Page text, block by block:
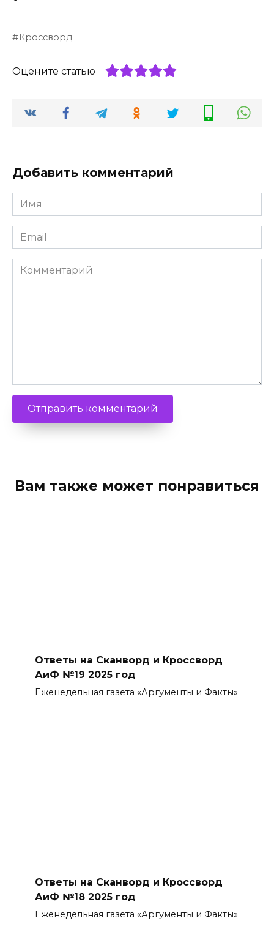
Кроссворд
Оцените статью
Добавить комментарий
Имя
*
Email
*
Комментарий
Вам также может понравиться
Ответы на Сканворд и Кроссворд
АиФ №19 2025 год
Еженедельная газета «Аргументы и Факты»
Ответы на Сканворд и Кроссворд
АиФ №18 2025 год
Еженедельная газета «Аргументы и Факты»